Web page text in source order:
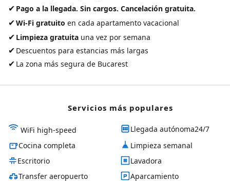
✔ Pago a la llegada. Sin cargos. Cancelación gratuita.
✔Wi-Fi gratuito en cada apartamento vacacional
✔ Limpieza gratuita una vez por semana
✔ Descuentos para estancias más largas
✔ La zona más segura de Bucarest
Servicios más populares
WiFi high-speed
Llegada autónoma24/7
Cocina completa
Limpieza semanal
Escritorio
Lavadora
Transfer aeropuerto
Aparcamiento